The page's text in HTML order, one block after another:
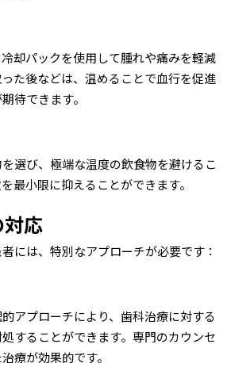
却パックを使用して腫れや痛みを軽減
た後などは、温めることで血行を促進
待できます。
選び、極端な温度の飲食物を避けるこ
最小限に抑えることができます。
応
には、特別なアプローチが必要です：
アプローチにより、歯科治療に対する
することができます。専門のカウンセ
療が効果的です。